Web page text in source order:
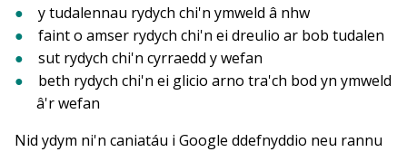
y tudalennau rydych chi'n ymweld â nhw
faint o amser rydych chi'n ei dreulio ar bob tudalen
sut rydych chi'n cyrraedd y wefan
beth rydych chi'n ei glicio arno tra'ch bod yn ymweld
â'r wefan
Nid ydym ni'n caniatáu i Google ddefnyddio neu rannu